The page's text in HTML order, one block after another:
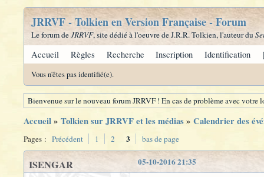
JRRVF - Tolkien en Version Française - Forum
Le forum deJRRVF, site dédié à l'oeuvre de J.R.R. Tolkien, l'auteur du
Accueil Règles Recherche Inscription Identification
Vous n'êtes pas identifié(e).
Bienvenue sur le nouveau forum JRRVF ! En cas de problème avec
Accueil» Tolkien sur JRRVF et les médias» Calendrier des
Pages : Précédent 1 2 3 bas de page
05-10-2016 21:35
ISENGAR